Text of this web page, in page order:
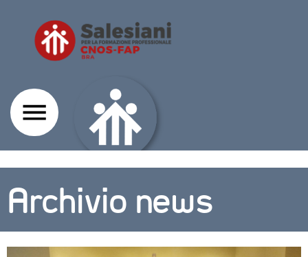
Archivio news